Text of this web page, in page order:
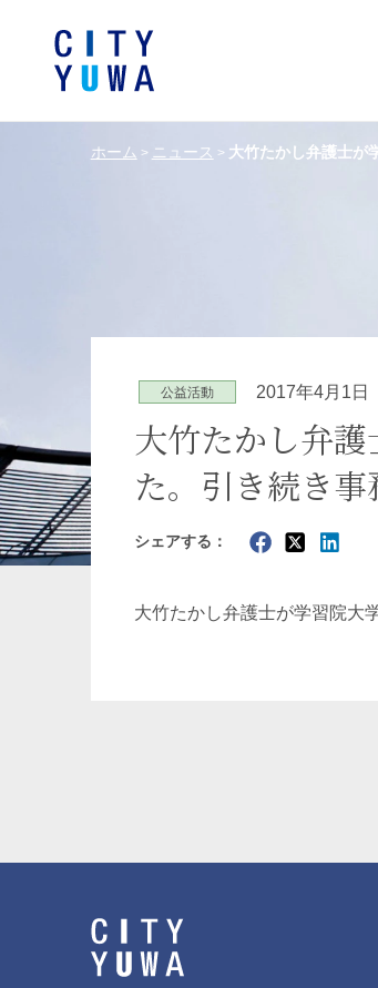
エネルギー・資源
製造業
暗号資産・NFT
ホーム > ニュース > 大竹たかし弁護士が
公益活動 2017年4月1日
大竹たかし弁
た。引き続き事
シェアする：
大竹たかし弁護士が学習院大